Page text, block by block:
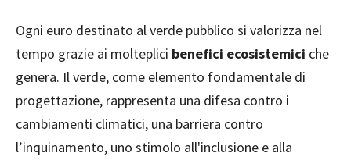
Ogni euro destinato al verde pubblico si valorizza nel
tempo grazie ai molteplici benefici ecosistemici che
genera. Il verde, come elemento fondamentale di
progettazione, rappresenta una difesa contro i
cambiamenti climatici, una barriera contro
l’inquinamento, uno stimolo all'inclusione e alla